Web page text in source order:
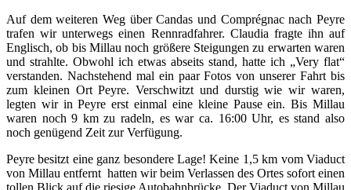
Auf dem weiteren Weg über Candas und Comprégnac nach Peyre
trafen wir unterwegs einen Rennradfahrer. Claudia fragte ihn auf
Englisch, ob bis Millau noch größere Steigungen zu erwarten waren
und strahlte. Obwohl ich etwas abseits stand, hatte ich „Very flat“
verstanden. Nachstehend mal ein paar Fotos von unserer Fahrt bis
zum kleinen Ort Peyre. Verschwitzt und durstig wie wir waren,
legten wir in Peyre erst einmal eine kleine Pause ein. Bis Millau
waren noch 9 km zu radeln, es war ca. 16:00 Uhr, es stand also
noch genügend Zeit zur Verfügung.
Peyre besitzt eine ganz besondere Lage! Keine 1,5 km vom Viaduct
von Millau entfernt hatten wir beim Verlassen des Ortes sofort einen
tollen Blick auf die riesige Autobahnbrücke. Der Viaduct von Millau